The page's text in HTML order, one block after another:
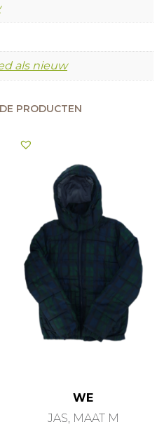
als nieuw
PRODUCTEN
WE
JAS, MAAT M